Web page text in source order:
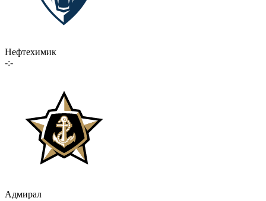
Нефтехимик
-:-
Адмирал